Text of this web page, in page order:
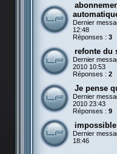
Dernier
12:48
Réponses : 3
refonte du
Dernier
2010 10:53
Réponses : 2
Je pense
Dernier
2010 23:43
Réponses : 9
Dernier
18:46